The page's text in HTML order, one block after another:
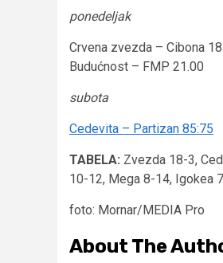
ponedeljak
Crvena zvezda – Cibona
Budućnost – FMP 21.00
subota
Cedevita – Partizan 85:75
TABELA: Zvezda 18-3,
10-12, Mega 8-14, Igokea
foto: Mornar/MEDIA Pro
About The